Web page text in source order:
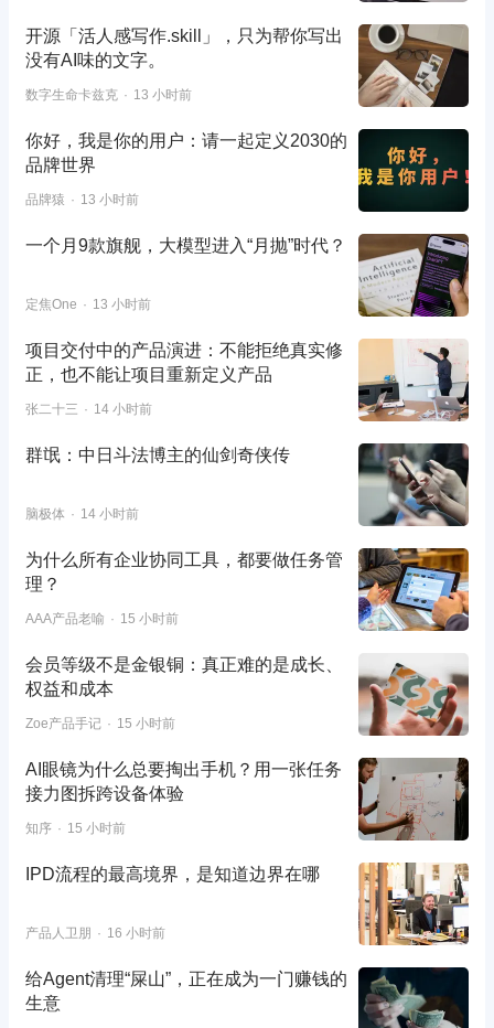
开源「活人感写作.skill」，只为帮你写出
没有AI味的文字。
数字生命卡兹克 13 小时前
你好，我是你的用户：请一起定义2030的
品牌世界
品牌猿 13 小时前
一个月9款旗舰，大模型进入“月抛”时代？
定焦One 13 小时前
项目交付中的产品演进：不能拒绝真实修
正，也不能让项目重新定义产品
张二十三 14 小时前
群氓：中日斗法博主的仙剑奇侠传
脑极体 14 小时前
为什么所有企业协同工具，都要做任务管
理？
AAA产品老喻 15 小时前
会员等级不是金银铜：真正难的是成长、
权益和成本
Zoe产品手记 15 小时前
AI眼镜为什么总要掏出手机？用一张任务
接力图拆跨设备体验
知序 15 小时前
IPD流程的最高境界，是知道边界在哪
产品人卫朋 16 小时前
给Agent清理“屎山”，正在成为一门赚钱的
生意